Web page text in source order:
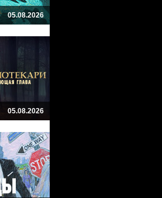
05.08.2026
05.08.2026